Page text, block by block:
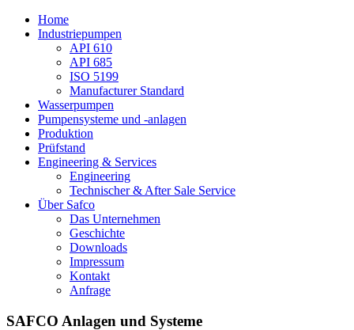
Home
Industriepumpen
API 610
API 685
ISO 5199
Manufacturer Standard
Wasserpumpen
Pumpensysteme und -anlagen
Produktion
Prüfstand
Engineering & Services
Engineering
Technischer & After Sale Service
Über Safco
Das Unternehmen
Geschichte
Downloads
Impressum
Kontakt
Anfrage
SAFCO Anlagen und Systeme